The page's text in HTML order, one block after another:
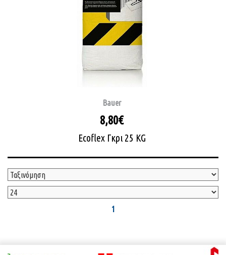
Bauer
8,80€
Ecoflex Γκρι 25 KG
1